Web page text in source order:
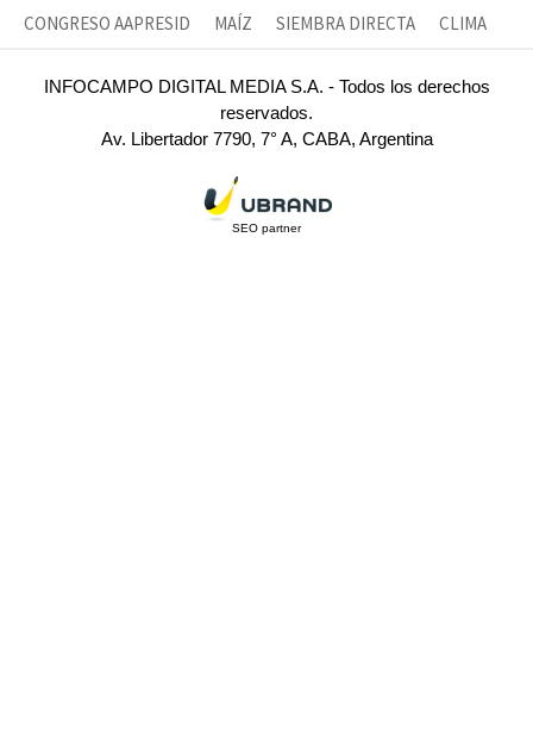
CONGRESO AAPRESID MAÍZ SIEMBRA DIRECTA CLIMA
INFOCAMPO DIGITAL MEDIA S.A. - Todos los derechos
reservados.
Av. Libertador 7790, 7° A, CABA, Argentina
SEO partner